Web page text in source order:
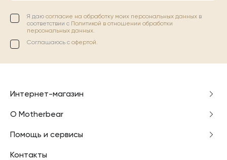
Я даю согласие на обработку моих персональных данных в
соответствии с Политикой в отношении обработки
персональных данных.
Соглашаюсь с офертой.
Интернет-магазин
О Motherbear
Помощь и сервисы
Контакты